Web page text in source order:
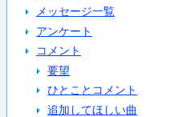
メッセージ一覧
アンケート
コメント
要望
ひとことコメント
追加してほしい曲